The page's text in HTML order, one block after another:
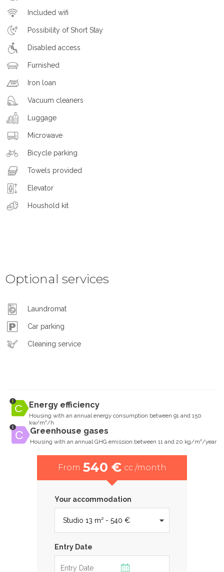
Included wifi
Possibility of Short Stay
Disabled access
Furnished
Iron loan
Vacuum cleaners
Luggage
Microwave
Bicycle parking
Towels provided
Elevator
Houshold kit
Optional services
Laundromat
Car parking
Cleaning service
Energy efficiency
Housing with an annual energy consumption between 91 and 150
kw/m²/h
Greenhouse gases
Housing with an annual GHG emission between 11 and 20 kg/m²/year
From 540 € cc /month
Your accommodation
Entry Date